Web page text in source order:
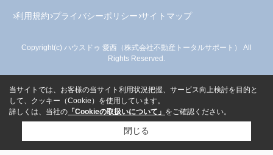
利用規約 プライバシーポリシー サイトマップ
Copyright(c) ハウスドゥ 愛西（株式会社不動産トータルサポート） All
Rights Reserved.
当サイトでは、お客様の当サイト利用状況把握、サービス向上検討を目的と
して、クッキー（Cookie）を使用しています。
詳しくは、当社の 「Cookieの取扱いについて」 をご確認ください。
閉じる